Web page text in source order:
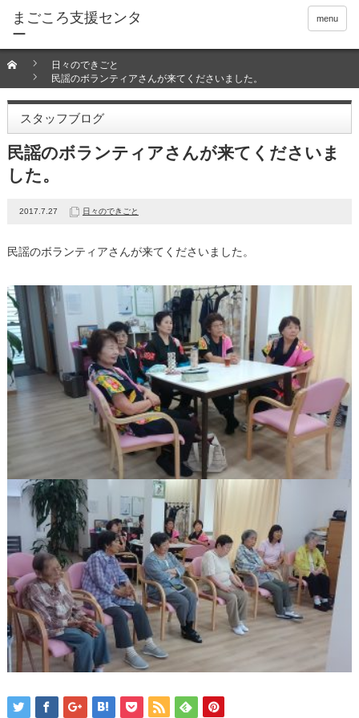
menu
日々のできごと
民謡のボランティアさんが来てくださいました。
スタッフブログ
民謡のボランティアさんが来てくださいま
した。
2017.7.27 日々のできごと
民謡のボランティアさんが来てくださいました。